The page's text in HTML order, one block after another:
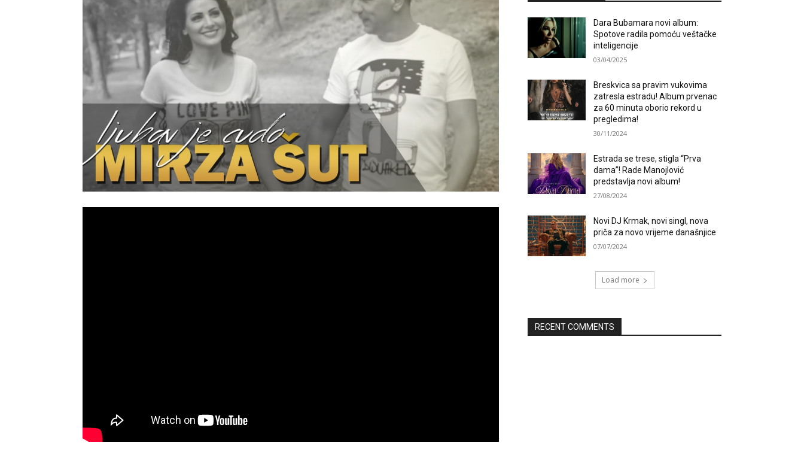
Dara Bubamara novi album:
Spotove radila pomoću veštačke
inteligencije
03/04/2025
Breskvica sa pravim vukovima
zatresla estradu! Album prvenac
za 60 minuta oborio rekord u
pregledima!
30/11/2024
Estrada se trese, stigla “Prva
dama”! Rade Manojlović
predstavlja novi album!
27/08/2024
Novi DJ Krmak, novi singl, nova
priča za novo vrijeme današnjice
07/07/2024
Load more
RECENT COMMENTS